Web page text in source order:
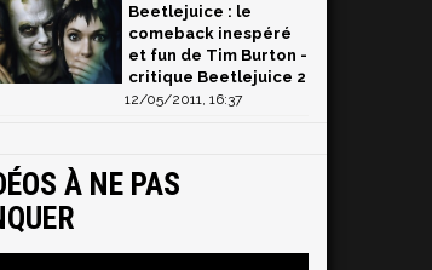
Beetlejuice : le
comeback inespéré
et fun de Tim Burton -
critique Beetlejuice 2
12/05/2011, 16:37
À NE PAS